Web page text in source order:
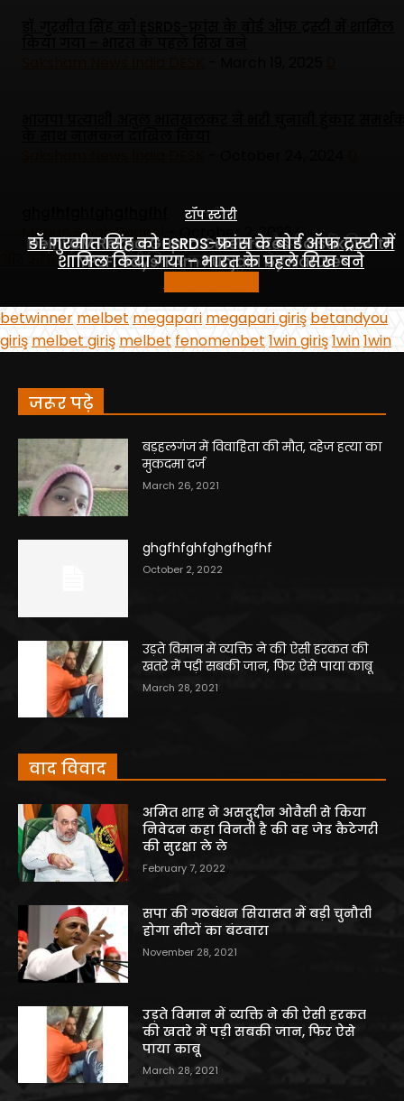
जरूर पढ़े
बड़हलगंज में विवाहिता की मौत, दहेज हत्या का
मुकदमा दर्ज
March 26, 2021
ghgfhfghfghgfhgfhf
October 2, 2022
उड़ते विमान में व्यक्ति ने की ऐसी हरकत की
खतरे में पड़ी सबकी जान, फिर ऐसे पाया काबू
March 28, 2021
वाद विवाद
अमित शाह ने असदुद्दीन ओवैसी से किया
निवेदन कहा विनती है की वह जेड कैटेगरी
की सुरक्षा ले ले
February 7, 2022
सपा की गठबंधन सियासत में बड़ी चुनौती
होगा सीटों का बंटवारा
November 28, 2021
उड़ते विमान में व्यक्ति ने की ऐसी हरकत
की खतरे में पड़ी सबकी जान, फिर ऐसे
पाया काबू
March 28, 2021